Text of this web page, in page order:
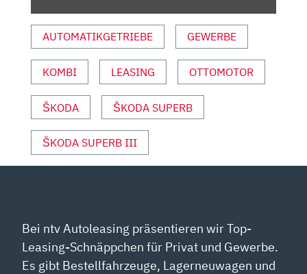
YOUTUBE
ANZEIGEN
AUTOMATIKGETRIEBE GEWERBE
KOMBI LEASING OTTOMOTOR
ŠKODA ŠKODA SUPERB
ŠKODA SUPERB III
Bei ntv Autoleasing präsentieren wir Top-
Leasing-Schnäppchen für Privat und Gewerbe.
Es gibt Bestellfahrzeuge, Lagerneuwagen und